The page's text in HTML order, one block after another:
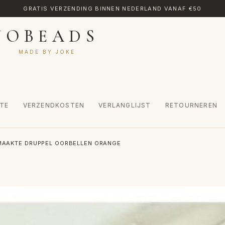
GRATIS VERZENDING BINNEN NEDERLAND VANAF €50
MADE BY JOKE
VERZENDKOSTEN VERLANGLIJST RETOURNEREN
MIJN ACCOUNT RETOURNEREN TRANSLATE VERLANGLIJST
DRUPPEL OORBELLEN ORANGE